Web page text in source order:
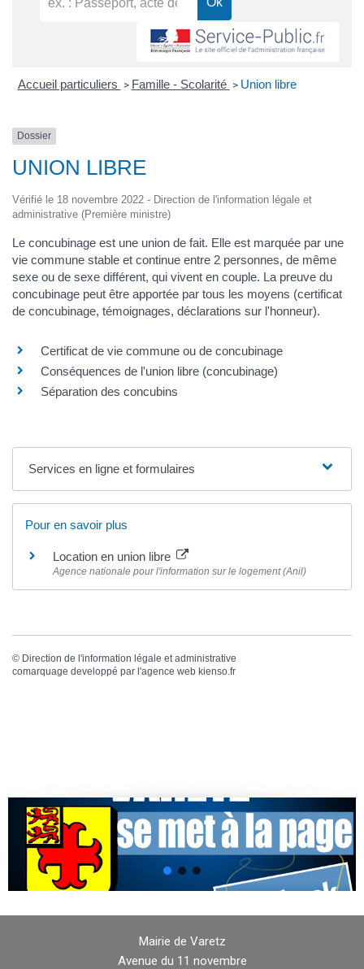
Accueil particuliers > Famille - Scolarité > Union libre
Dossier
UNION LIBRE
Vérifié le 18 novembre 2022 - Direction de l'information légale et
administrative (Première ministre)
Le concubinage est une union de fait. Elle est marquée par une
vie commune stable et continue entre 2 personnes, de même
sexe ou de sexe différent, qui vivent en couple. La preuve du
concubinage peut être apportée par tous les moyens (certificat
de concubinage, témoignages, déclarations sur l'honneur).
Certificat de vie commune ou de concubinage
Conséquences de l'union libre (concubinage)
Séparation des concubins
Services en ligne et formulaires
Pour en savoir plus
Location en union libre
Agence nationale pour l'information sur le logement (Anil)
© Direction de l'information légale et administrative
comarquage developpé par l'agence web kienso.fr
Mairie de Varetz
Avenue du 11 novembre